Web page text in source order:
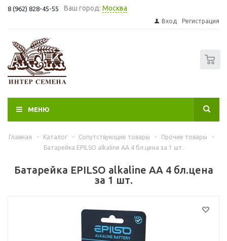
8 (962) 828-45-55 Ваш город: Москва
Вход Регистрация
МЕНЮ
Главная - Каталог - Сопутствующие товары - Прочие товары
-
Батарейка EPILSO аlkaline AА 4 бл.цена за 1 шт.
Батарейка EPILSO аlkaline AА 4 бл.цена
за 1 шт.